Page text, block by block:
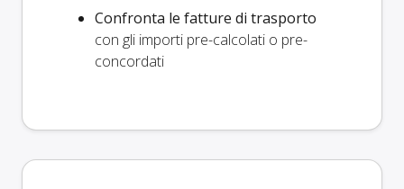
Confronta le fatture di trasporto
con gli importi pre-calcolati o pre-
concordati